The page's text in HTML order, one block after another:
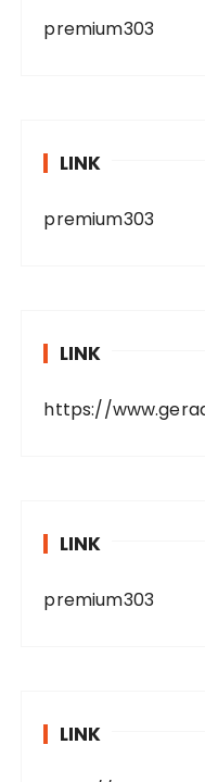
premium303
LINK
premium303
LINK
https://
LINK
premium303
LINK